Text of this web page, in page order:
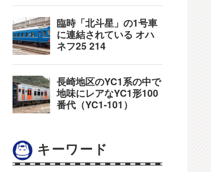
キーワード